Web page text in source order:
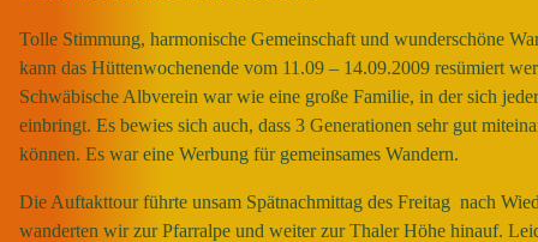
Tolle Stimmung, harmonische Gemeinschaft und wunderschöne
kann das Hüttenwochenende vom 11.09 – 14.09.2009 resümiert
Schwäbische Albverein war wie eine große Familie, in der sich
einbringt. Es bewies sich auch, dass 3 Generationen sehr gut
können. Es war eine Werbung für gemeinsames Wandern.
Die Auftakttour führte unsam Spätnachmittag des Freitag nach
wanderten wir zur Pfarralpe und weiter zur Thaler Höhe hinauf.